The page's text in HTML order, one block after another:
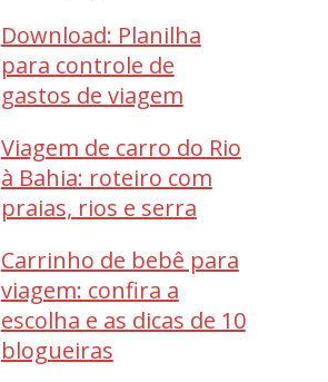
Download: Planilha
para controle de
gastos de viagem
Viagem de carro do Rio
à Bahia: roteiro com
praias, rios e serra
Carrinho de bebê para
viagem: confira a
escolha e as dicas de 10
blogueiras